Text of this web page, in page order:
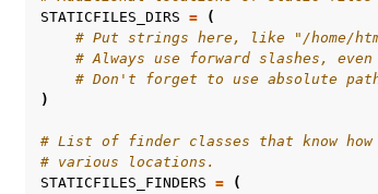
STATICFILES_DIRS =
(
# Put strings here, like "/home/
# Always use forward slashes, even
# Don't forget to use absolute
)
# List of finder classes that know
# various locations.
STATICFILES_FINDERS =
(